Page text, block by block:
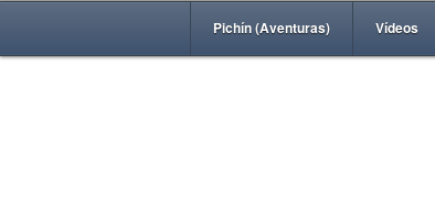
Pichín (Aventuras) Vídeos